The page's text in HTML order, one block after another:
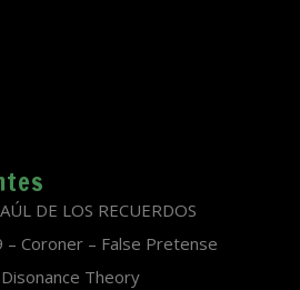
DE LOS RECUERDOS
– Coroner – False Pretense
Theory